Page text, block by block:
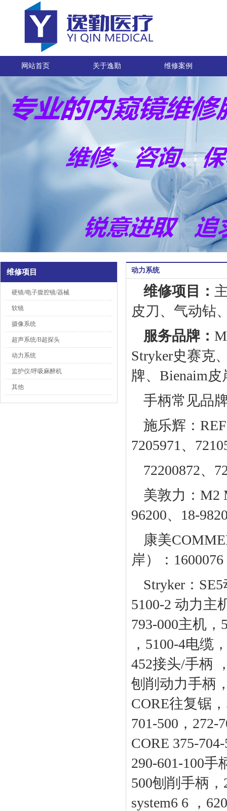
网站首页 关于逸勤 维修案例
维修项目
硬镜/电子腹腔镜/器械
软镜
摄像系统
超声系统/B超探头
动力系统
监护仪/呼吸麻醉机
其他
动力系统
维修项目：
皮刀、气动钻
服务品牌：
Stryker史赛克
牌、Bienaim
手柄常见品
施乐辉：
7205971、
72200872、
美敦力：M2
96200、18-
康美
岸）：1600076
Stryker：
5100-2 动力主
793-000主机，
，5100-4电缆
452接头/手柄
刨削动力手柄
CORE往复锯
701-500，
CORE 375-
290-601-100手
500刨削手柄
system6 6 ，